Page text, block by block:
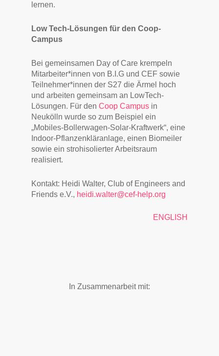
lernen.
Low Tech-Lösungen für den Coop-
Campus
Bei gemeinsamen Day of Care krempeln
Mitarbeiter*innen von B.I.G und CEF sowie
Teilnehmer*innen der S27 die Ärmel hoch
und arbeiten gemeinsam an LowTech-
Lösungen. Für denCoop Campus in
Neukölln wurde so zum Beispiel ein
„Mobiles-Bollerwagen-Solar-Kraftwerk“, eine
Indoor-Pflanzenkläranlage, einen Biomeiler
sowie ein strohisolierter Arbeitsraum
realisiert.
Kontakt: Heidi Walter, Club of Engineers and
Friends e.V., heidi.walter@cef-help.org
ENGLISH
In Zusammenarbeit mit: